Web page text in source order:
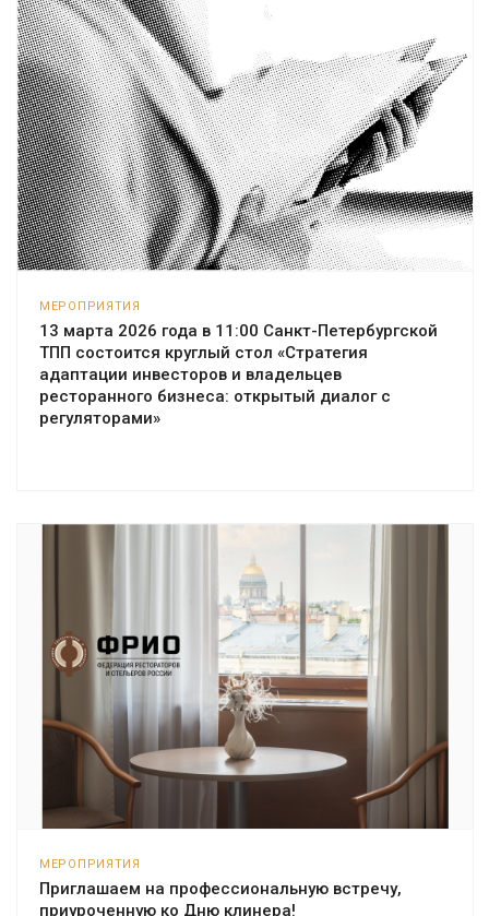
МЕРОПРИЯТИЯ
13 марта 2026 года в 11:00 Санкт-Петербургской
ТПП состоится круглый стол «Стратегия
адаптации инвесторов и владельцев
ресторанного бизнеса: открытый диалог с
регуляторами»
МЕРОПРИЯТИЯ
Приглашаем на профессиональную встречу,
приуроченную ко Дню клинера!